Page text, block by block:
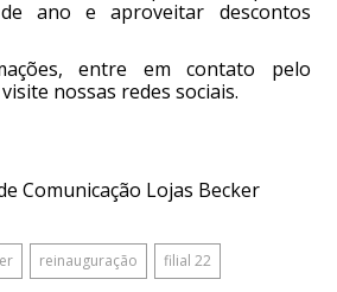
ano e aproveitar descontos
entre em contato pelo
nossas redes sociais.
Comunicação Lojas Becker
reinauguração filial 22